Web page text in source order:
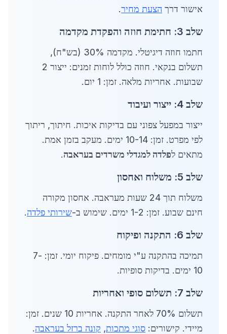
אישור דרך הצעת מחיר.
שלב 3: חתימת חוזה והפקדת מקדמה
חתמו חוזה דיגיטלי. מקדמה 30% (בש"ח),
תשלום בנקאי. חוזה כולל לוחות זמנים: ייצור 2
שבועות. אחריות מלאה. זמן: 1 יום.
שלב 4: ייצור ועיבוד
ייצור במפעל צפוני עם בדיקות איכות. חיתוך, ריתוך
לפי מפרט. זמן: 10-14 ימים. מעקב בזמן אמת.
מתאים לפלדה למגדלי משרדים בעראבה.
שלב 5: משלוח ואחסון
משלוח תוך 24 שעות מעראבה. אחסון מקורה
חינם שבוע. זמן: 1-2 ימים. שימוש ב-
שירותי פלדה.
שלב 6: התקנה ופיקוח
תמיכה בהתקנה ע"י מומחים. פיקוח יומי. זמן: 7-
10 ימים. בדיקות סופיות.
שלב 7: תשלום סופי ואחריות
תשלום 70% לאחר התקנה. אחריות 10 שנים. זמן:
מיידי. קישורים: סוגי מתכות, קונה ברזל בעראבה.